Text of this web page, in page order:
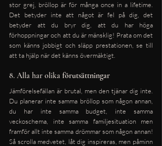
stor grej, bröllop är för många once in a lifetime.
Det betyder inte att något är fel på dig, det
betyder att du bryr dig, att du har höga
förhoppningar och att du är mänsklig! Prata om det
som känns jobbigt och släpp prestationen, se till
att ta hjälp när det känns övermäktigt.
8. Alla har olika förutsättningar
Jämförelsefällan är brutal, men den tjänar dig inte.
Du planerar inte samma bröllop som någon annan,
du har inte samma budget, inte samma
veckoschema, inte samma familjesituation men
framför allt inte samma drömmar som någon annan!
Så scrolla medvetet, låt dig inspireras, men påminn